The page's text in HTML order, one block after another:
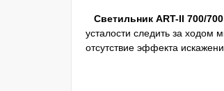
Светильник ART-II 700/700
усталости следить за
отсутствие эффекта